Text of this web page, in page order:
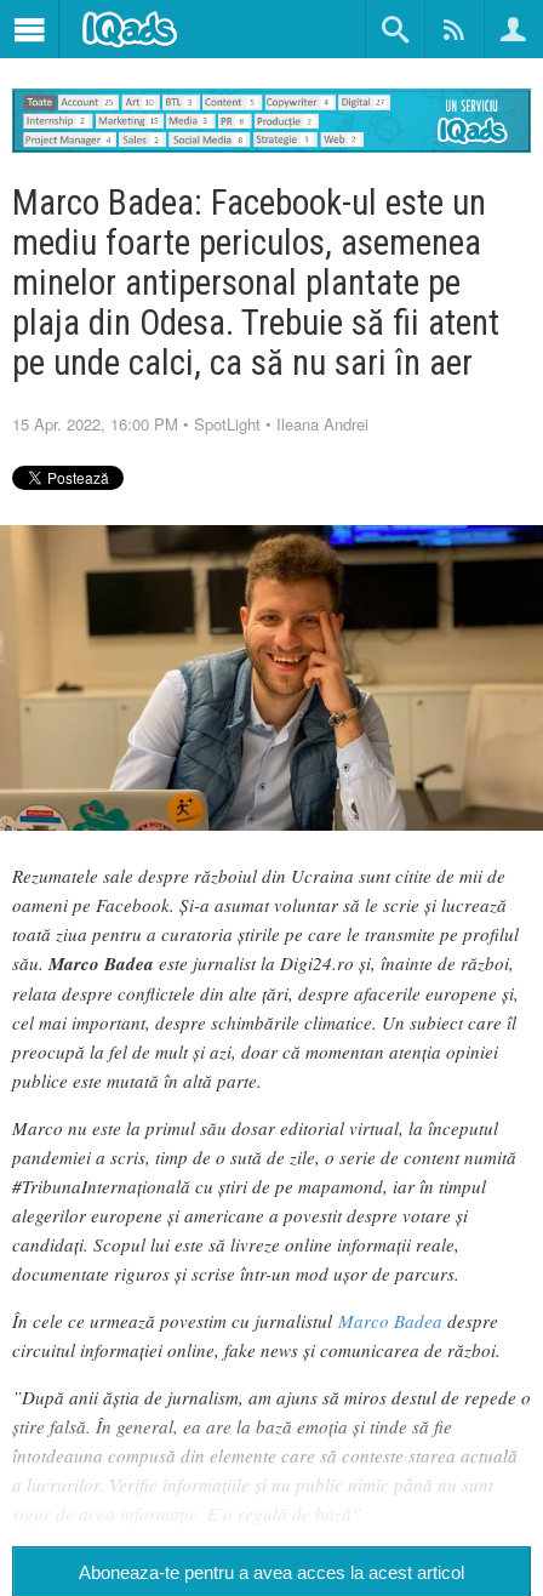
Marco Badea: Facebook-ul este un
mediu foarte periculos, asemenea
minelor antipersonal plantate pe
plaja din Odesa. Trebuie să fii atent
pe unde calci, ca să nu sari în aer
15 Apr. 2022, 16:00 PM • SpotLight • Ileana Andrei
Rezumatele sale despre războiul din Ucraina sunt citite de mii de
oameni pe Facebook. Și-a asumat voluntar să le scrie și lucrează
toată ziua pentru a curatoria știrile pe care le transmite pe profilul
său. Marco Badea este jurnalist la Digi24.ro și, înainte de război,
relata despre conflictele din alte țări, despre afacerile europene și,
cel mai important, despre schimbările climatice. Un subiect care îl
preocupă la fel de mult și azi, doar că momentan atenția opiniei
publice este mutată în altă parte.
Marco nu este la primul său dosar editorial virtual, la începutul
pandemiei a scris, timp de o sută de zile, o serie de content numită
#TribunaInternațională cu știri de pe mapamond, iar în timpul
alegerilor europene și americane a povestit despre votare și
candidați. Scopul lui este să livreze online informații reale,
documentate riguros și scrise într-un mod ușor de parcurs.
În cele ce urmează povestim cu jurnalistul Marco Badea despre
circuitul informației online, fake news și comunicarea de război.
”După anii ăștia de jurnalism, am ajuns să miros destul de repede o
știre falsă. În general, ea are la bază emoția și tinde să fie
întotdeauna compusă din elemente care să conteste starea actuală
a lucrurilor. Verific informațiile și nu public nimic până nu sunt
sigur de acea informație. E o regulă de bază”
Aboneaza-te pentru a avea acces la acest articol